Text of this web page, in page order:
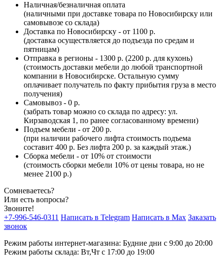
Наличная/безналичная оплата
(наличными при доставке товара по Новосибирску или
самовывозе со склада)
Доставка по Новосибирску - от 1100 р.
(доставка осуществляется до подъезда по средам и
пятницам)
Отправка в регионы - 1300 р. (2200 р. для кухонь)
(стоимость доставки мебели до любой транспортной
компании в Новосибирске. Остальную сумму
оплачивает получатель по факту прибытия груза в место
получения)
Самовывоз - 0 р.
(забрать товар можно со склада по адресу: ул.
Кирзаводская 1, по ранее согласованному времени)
Подъем мебели - от 200 р.
(при наличии рабочего лифта стоимость подъема
составит 400 р. Без лифта 200 р. за каждый этаж.)
Сборка мебели - от 10% от стоимости
(стоимость сборки мебели 10% от цены товара, но не
менее 2100 р.)
Сомневаетесь?
Или есть вопросы?
Звоните!
+7-996-546-0311 Написать в Telegram Написать в Max Заказать
звонок
Режим работы интернет-магазина: Будние дни с 9:00 до 20:00
Режим работы склада: Вт,Чт с 17:00 до 19:00